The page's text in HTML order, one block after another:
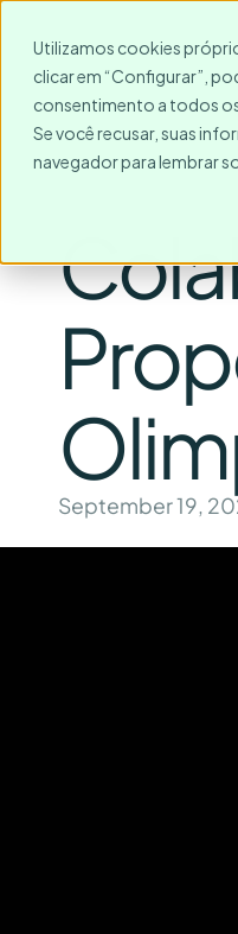
Utilizamos cookies
clicar em “Configurar”,
consentimento a todos
Se você recusar, suas
navegador para lembrar
September 19,